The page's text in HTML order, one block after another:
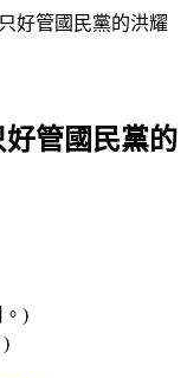
好管國民黨的洪耀
管國民黨的
)